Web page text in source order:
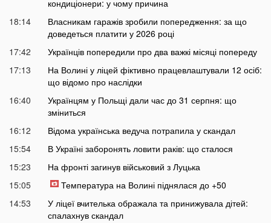
кондиціонери: у чому причина
18:14
Власникам гаражів зробили попередження: за що
доведеться платити у 2026 році
17:42
Українців попередили про два важкі місяці попереду
17:13
На Волині у ліцей фіктивно працевлаштували 12 осіб:
що відомо про наслідки
16:40
Українцям у Польщі дали час до 31 серпня: що
зміниться
16:12
Відома українська ведуча потрапила у скандал
15:54
В Україні заборонять ловити раків: що сталося
15:23
На фронті загинув військовий з Луцька
15:05
Температура на Волині піднялася до +50
14:53
У ліцеї вчителька ображала та принижувала дітей:
спалахнув скандал